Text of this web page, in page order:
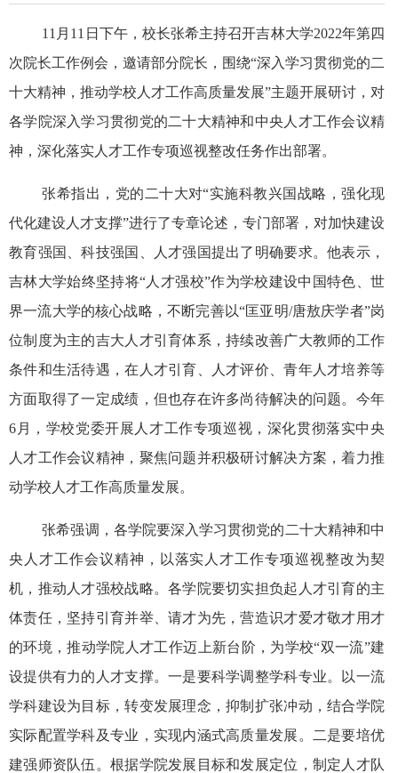
11月11日下午，校长张希主持召开吉林大学2022年第四
次院长工作例会，邀请部分院长，围绕“深入学习贯彻党的二
十大精神，推动学校人才工作高质量发展”主题开展研讨，对
各学院深入学习贯彻党的二十大精神和中央人才工作会议精
神，深化落实人才工作专项巡视整改任务作出部署。
张希指出，党的二十大对“实施科教兴国战略，强化现
代化建设人才支撑”进行了专章论述，专门部署，对加快建设
教育强国、科技强国、人才强国提出了明确要求。他表示，
吉林大学始终坚持将“人才强校”作为学校建设中国特色、世
界一流大学的核心战略，不断完善以“匡亚明/唐敖庆学者”岗
位制度为主的吉大人才引育体系，持续改善广大教师的工作
条件和生活待遇，在人才引育、人才评价、青年人才培养等
方面取得了一定成绩，但也存在许多尚待解决的问题。今年
6月，学校党委开展人才工作专项巡视，深化贯彻落实中央
人才工作会议精神，聚焦问题并积极研讨解决方案，着力推
动学校人才工作高质量发展。
张希强调，各学院要深入学习贯彻党的二十大精神和中
央人才工作会议精神，以落实人才工作专项巡视整改为契
机，推动人才强校战略。各学院要切实担负起人才引育的主
体责任，坚持引育并举、请才为先，营造识才爱才敬才用才
的环境，推动学院人才工作迈上新台阶，为学校“双一流”建
设提供有力的人才支撑。一是要科学调整学科专业。以一流
学科建设为目标，转变发展理念，抑制扩张冲动，结合学院
实际配置学科及专业，实现内涵式高质量发展。二是要培优
建强师资队伍。根据学院发展目标和发展定位，制定人才队